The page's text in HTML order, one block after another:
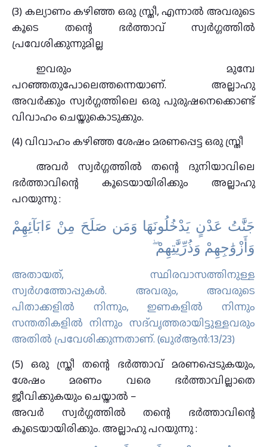
(3) കല്യാണം കഴിഞ്ഞ ഒരു സ്ത്രീ, എന്നാൽ അവരുടെ
കൂടെ തന്റെ ഭർത്താവ് സ്വർഗ്ഗത്തിൽ
പ്രവേശിക്കുന്നുമില്ല
ഇവരും മുമ്പേ
പറഞ്ഞതുപോലെത്തന്നെയാണ്. അല്ലാഹു
അവർക്കും സ്വർഗ്ഗത്തിലെ ഒരു പുരുഷനെക്കൊണ്ട്
വിവാഹം ചെയ്തുകൊടുക്കും.
(4) വിവാഹം കഴിഞ്ഞ ശേഷം മരണപ്പെട്ട ഒരു സ്ത്രീ
അവർ സ്വർഗ്ഗത്തിൽ തന്റെ ദുനിയാവിലെ
ഭർത്താവിന്റെ കൂടെയായിരിക്കും അല്ലാഹു
പറയുന്നു :
جَنَّٰتُ عَدْنٍ يَدْخُلُونَهَا وَمَن صَلَحَ مِنْ ءَابَآئِهِمْ
وَأَزْوَٰجِهِمْ وَذُرِّيَّٰتِهِمْ ۖ
അതായത്‌, സ്ഥിരവാസത്തിനുള്ള
സ്വര്‍ഗത്തോപ്പുകള്‍. അവരും, അവരുടെ
പിതാക്കളില്‍ നിന്നും, ഇണകളില്‍ നിന്നും
സന്തതികളില്‍ നിന്നും സദ്‌വൃത്തരായിട്ടുള്ളവരും
അതില്‍ പ്രവേശിക്കുന്നതാണ്‌. (ഖു൪ആന്‍:13/23)
(5) ഒരു സ്ത്രീ തന്റെ ഭർത്താവ് മരണപ്പെടുകയും,
ശേഷം മരണം വരെ ഭർത്താവില്ലാതെ
ജീവിക്കുകയും ചെയ്താൽ –
അവർ സ്വർഗ്ഗത്തിൽ തന്റെ ഭർത്താവിന്റെ
കൂടെയായിരിക്കും. അല്ലാഹു പറയുന്നു :